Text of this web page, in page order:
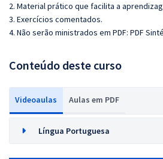
2. Material prático que facilita a
3. Exercícios comentados.
4. Não serão ministrados em PDF: PDF
Conteúdo deste curso
Videoaulas Aulas em PDF
Língua Portuguesa